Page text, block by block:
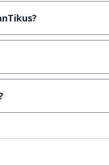
Games, Deskripsi
melakukan upload-
ke